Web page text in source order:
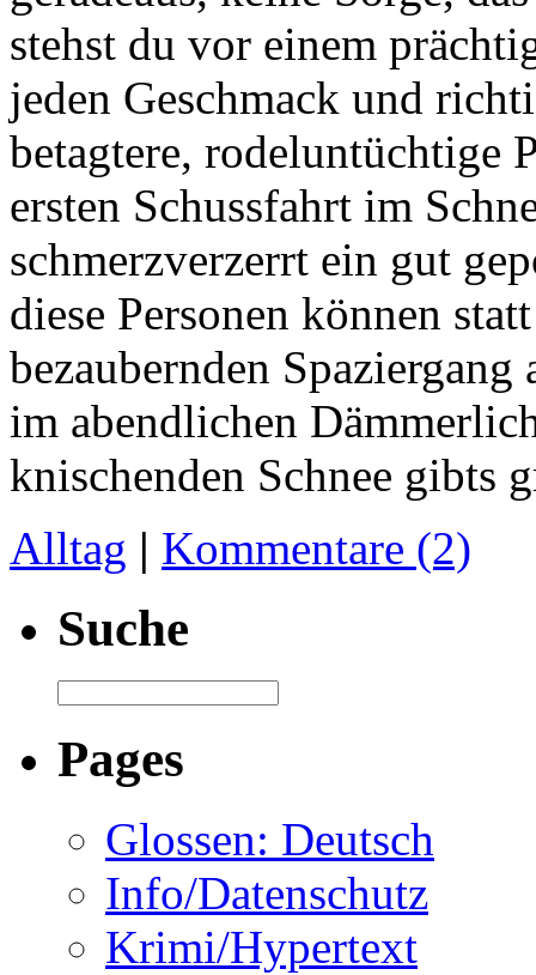
stehst du vor einem
jeden Geschmack und
betagtere, rodeluntüchtige
ersten Schussfahrt im
schmerzverzerrt ein gut
diese Personen können
bezaubernden Spaziergang
im abendlichen
knischenden Schnee gibts
Alltag | Kommentare (2)
Suche
Pages
Glossen: Deutsch
Info/Datenschutz
Krimi/Hypertext